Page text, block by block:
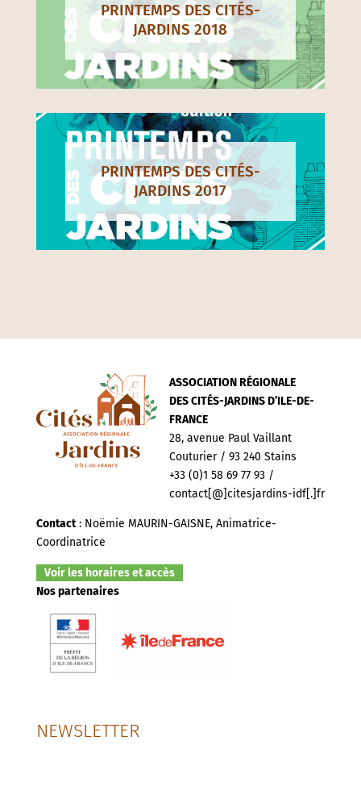
PRINTEMPS DES CITÉS-
JARDINS 2018
PRINTEMPS DES CITÉS-
JARDINS 2017
ASSOCIATION RÉGIONALE
DES CITÉS-JARDINS D’ILE-DE-
FRANCE
28, avenue Paul Vaillant
Couturier / 93 240 Stains
+33 (0)1 58 69 77 93 /
contact[@]citesjardins-idf[.]fr
Contact: Noëmie MAURIN-GAISNE, Animatrice-
Coordinatrice
Voir les horaires et accès
Nos partenaires
NEWSLETTER